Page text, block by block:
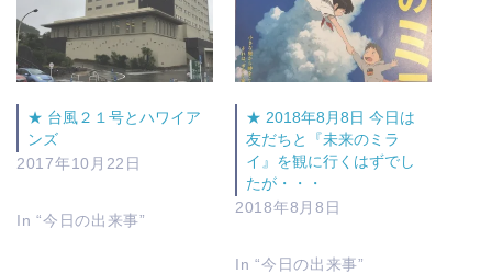
★ 台風２１号とハワイア
ンズ
2017年10月22日
In “今日の出来事”
★ 2018年8月8日 今日は
友だちと『未来のミラ
イ』を観に行くはずでし
たが・・・
2018年8月8日
In “今日の出来事”